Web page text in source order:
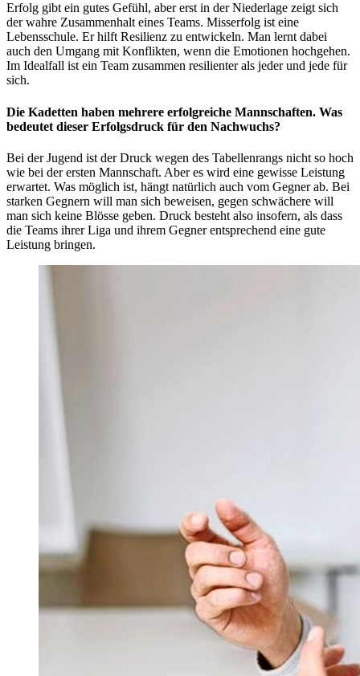
Erfolg gibt ein gutes Gefühl, aber erst in der Niederlage zeigt sich
der wahre Zusammenhalt eines Teams. Misserfolg ist eine
Lebensschule. Er hilft Resilienz zu entwickeln. Man lernt dabei
auch den Umgang mit Konflikten, wenn die Emotionen hochgehen.
Im Idealfall ist ein Team zusammen resilienter als jeder und jede für
sich.
Die Kadetten haben mehrere erfolgreiche Mannschaften. Was
bedeutet dieser Erfolgsdruck für den Nachwuchs?
Bei der Jugend ist der Druck wegen des Tabellenrangs nicht so hoch
wie bei der ersten Mannschaft. Aber es wird eine gewisse Leistung
erwartet. Was möglich ist, hängt natürlich auch vom Gegner ab. Bei
starken Gegnern will man sich beweisen, gegen schwächere will
man sich keine Blösse geben. Druck besteht also insofern, als dass
die Teams ihrer Liga und ihrem Gegner entsprechend eine gute
Leistung bringen.